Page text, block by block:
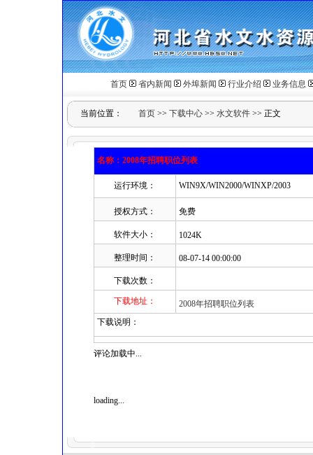
首页 省内新闻 外埠新闻 行业介绍 业务信息
当前位置： 首页 >> 下载中心 >> 水文软件 >> 正文
名称：2008年招聘职位列表
运行环境： WIN9X/WIN2000/WINXP/2003
授权方式： 免费
软件大小： 1024K
整理时间： 08-07-14 00:00:00
下载次数：
下载地址：
2008年招聘职位列表
下载说明：
评论加载中...
loading...